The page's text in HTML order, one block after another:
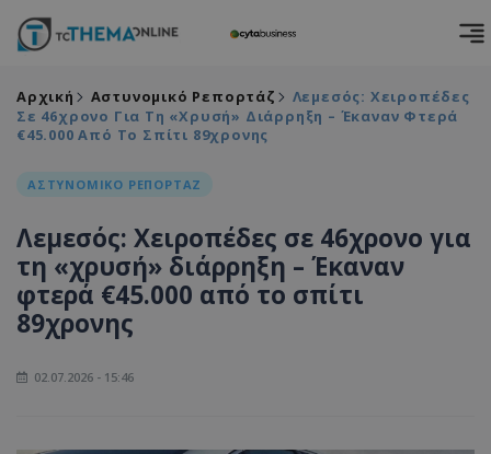
Αρχική Αστυνομικό Ρεπορτάζ
Λεμεσός: Χειροπέδες
Σε 46χρονο Για Τη «χρυσή» Διάρρηξη – Έκαναν Φτερά
€45.000 Από Το Σπίτι 89χρονης
ΑΣΤΥΝΟΜΙΚΟ ΡΕΠΟΡΤΑΖ
Λεμεσός: Χειροπέδες σε 46χρονο για
τη «χρυσή» διάρρηξη – Έκαναν
φτερά €45.000 από το σπίτι
89χρονης
02.07.2026 - 15:46